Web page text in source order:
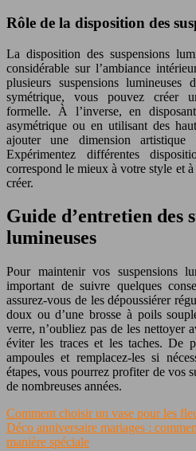
Rôle de la disposition des
La disposition des suspensions
considérable sur l’ambiance
plusieurs suspensions
symétrique, vous pouvez créer
formelle. À l’inverse, en
asymétrique ou en utilisant des
ajouter une dimension
Expérimentez différentes
correspond le mieux à votre style et
créer.
Guide d’entretien des
lumineuses
Pour maintenir vos suspensions
important de suivre quelques
assurez-vous de les dépoussiérer
doux ou d’une brosse à poils
verre, n’oubliez pas de les nettoyer
éviter les traces et les taches. De
ampoules et remplacez-les si
étapes, vous pourrez profiter de vos
de nombreuses années.
Comment choisir un vase pour les
Déco anniversaire mariages :
manière spéciale